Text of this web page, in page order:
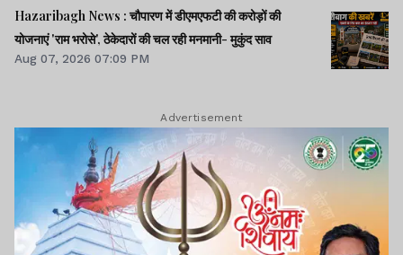
Hazaribagh News : चौपारण में डीएमएफटी की करोड़ों की
योजनाएं 'राम भरोसे', ठेकेदारों की चल रही मनमानी- मुकुंद साव
Aug 07, 2026 07:09 PM
Advertisement